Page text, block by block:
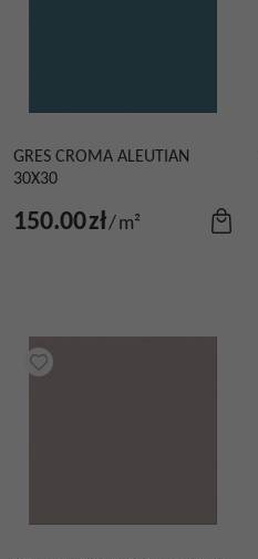
GRES CROMA ALEUTIAN
30X30
150.00zł/m²